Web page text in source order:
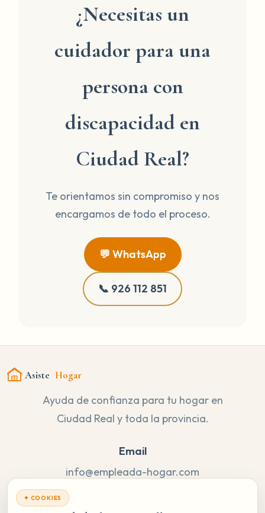
¿Necesitas un
cuidador para una
persona con
discapacidad en
Ciudad Real?
Te orientamos sin compromiso y nos
encargamos de todo el proceso.
💬 WhatsApp
📞 926 112 851
Asiste Hogar
Ayuda de confianza para tu hogar en
Ciudad Real y toda la provincia.
Email
info@empleada-hogar.com
✦ COOKIES